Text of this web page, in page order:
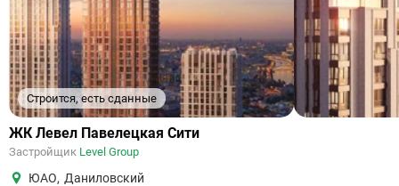
Строится, есть сданные
ЖК Левел Павелецкая Сити
Застройщик Level Group
ЮАО, Даниловский